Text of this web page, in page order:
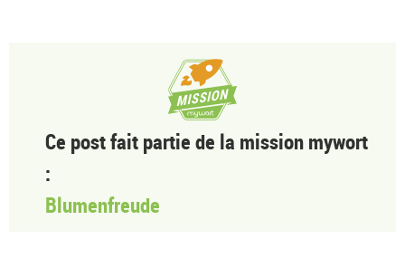
Ce post fait partie de la mission mywort
:
Blumenfreude